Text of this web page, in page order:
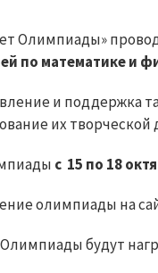
Олимпиады»
по математике и
и поддержка
их творческой
с 15 по 18
олимпиады на
будут